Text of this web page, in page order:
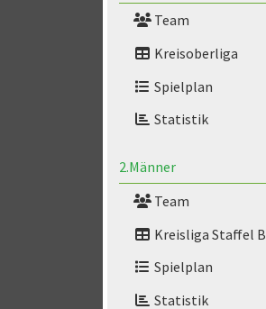
Team
Kreisoberliga
Spielplan
Statistik
2.Männer
Team
Kreisliga Staffel B
Spielplan
Statistik